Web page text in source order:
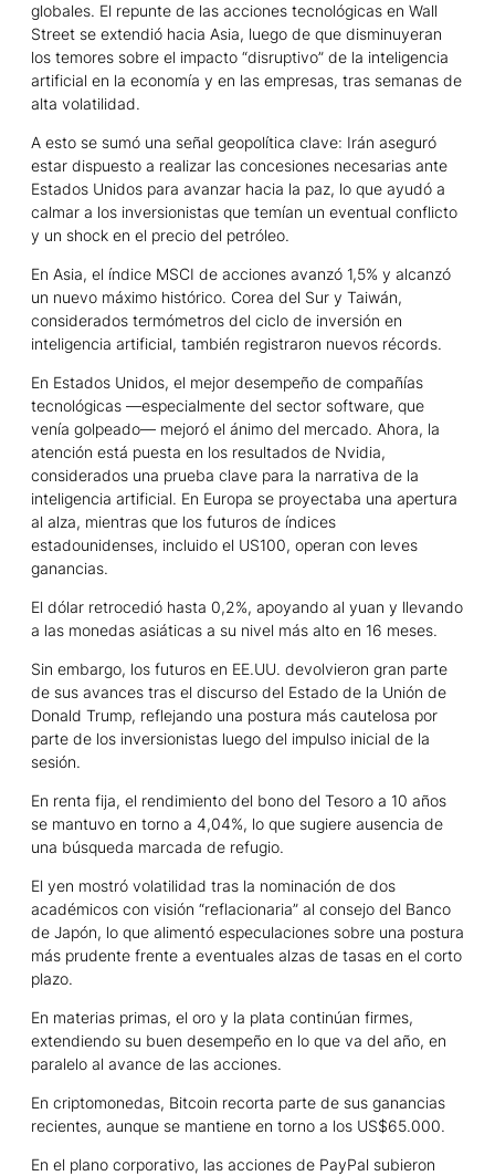
globales. El repunte de las acciones tecnológicas en Wall
Street se extendió hacia Asia, luego de que disminuyeran
los temores sobre el impacto “disruptivo” de la inteligencia
artificial en la economía y en las empresas, tras semanas de
alta volatilidad.
A esto se sumó una señal geopolítica clave: Irán aseguró
estar dispuesto a realizar las concesiones necesarias ante
Estados Unidos para avanzar hacia la paz, lo que ayudó a
calmar a los inversionistas que temían un eventual conflicto
y un shock en el precio del petróleo.
En Asia, el índice MSCI de acciones avanzó 1,5% y alcanzó
un nuevo máximo histórico. Corea del Sur y Taiwán,
considerados termómetros del ciclo de inversión en
inteligencia artificial, también registraron nuevos récords.
En Estados Unidos, el mejor desempeño de compañías
tecnológicas —especialmente del sector software, que
venía golpeado— mejoró el ánimo del mercado. Ahora, la
atención está puesta en los resultados de Nvidia,
considerados una prueba clave para la narrativa de la
inteligencia artificial. En Europa se proyectaba una apertura
al alza, mientras que los futuros de índices
estadounidenses, incluido el US100, operan con leves
ganancias.
El dólar retrocedió hasta 0,2%, apoyando al yuan y llevando
a las monedas asiáticas a su nivel más alto en 16 meses.
Sin embargo, los futuros en EE.UU. devolvieron gran parte
de sus avances tras el discurso del Estado de la Unión de
Donald Trump, reflejando una postura más cautelosa por
parte de los inversionistas luego del impulso inicial de la
sesión.
En renta fija, el rendimiento del bono del Tesoro a 10 años
se mantuvo en torno a 4,04%, lo que sugiere ausencia de
una búsqueda marcada de refugio.
El yen mostró volatilidad tras la nominación de dos
académicos con visión “reflacionaria” al consejo del Banco
de Japón, lo que alimentó especulaciones sobre una postura
más prudente frente a eventuales alzas de tasas en el corto
plazo.
En materias primas, el oro y la plata continúan firmes,
extendiendo su buen desempeño en lo que va del año, en
paralelo al avance de las acciones.
En criptomonedas, Bitcoin recorta parte de sus ganancias
recientes, aunque se mantiene en torno a los US$65.000.
En el plano corporativo, las acciones de PayPal subieron